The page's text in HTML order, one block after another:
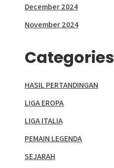
December 2024
November 2024
Categories
HASIL PERTANDINGAN
LIGA EROPA
LIGA ITALIA
PEMAIN LEGENDA
SEJARAH